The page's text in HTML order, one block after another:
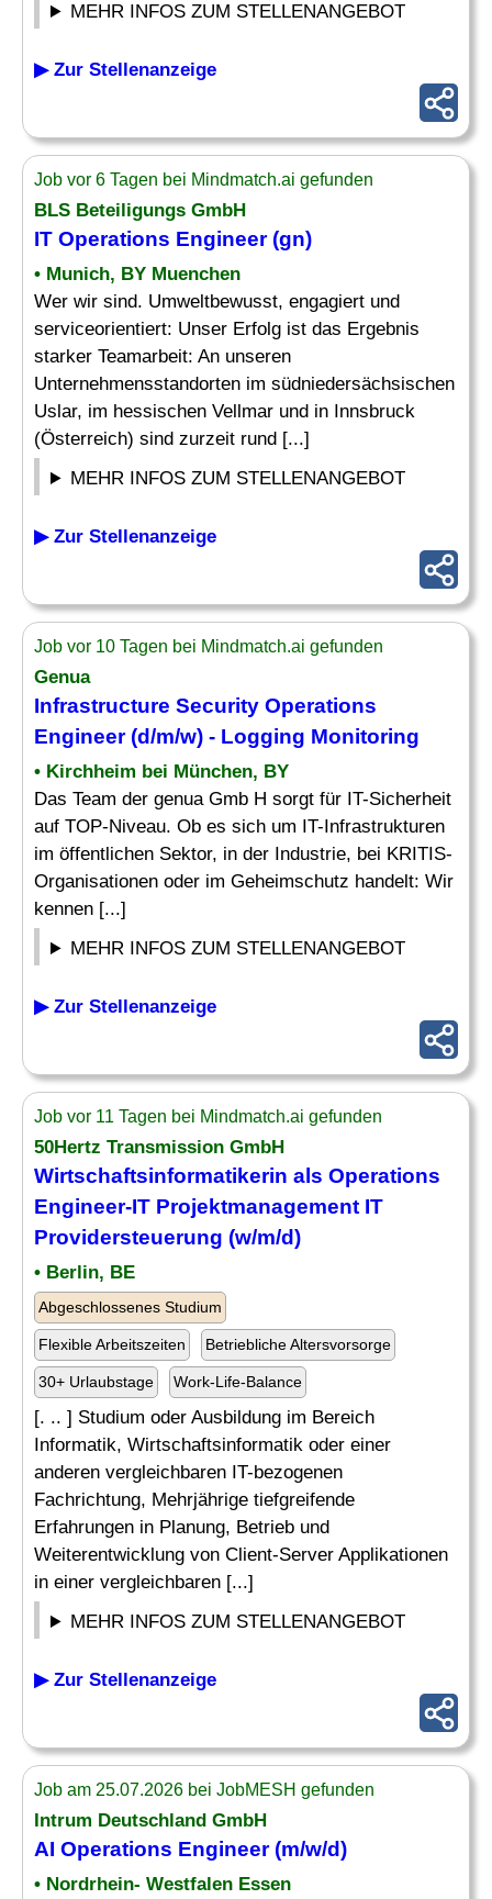
MEHR INFOS ZUM STELLENANGEBOT
▶ Zur Stellenanzeige
Job vor 6 Tagen bei Mindmatch.ai gefunden
BLS Beteiligungs GmbH
IT Operations Engineer(gn)
• Munich, BY Muenchen
Wer wir sind. Umweltbewusst, engagiert und
serviceorientiert: Unser Erfolg ist das Ergebnis
starker Teamarbeit: An unseren
Unternehmensstandorten im südniedersächsischen
Uslar, im hessischen Vellmar und in Innsbruck
(Österreich) sind zurzeit rund [...]
MEHR INFOS ZUM STELLENANGEBOT
▶ Zur Stellenanzeige
Job vor 10 Tagen bei Mindmatch.ai gefunden
Genua
Infrastructure Security Operations
Engineer(d/m/w) - Logging Monitoring
• Kirchheim bei München, BY
Das Team der genua Gmb H sorgt für IT-Sicherheit
auf TOP-Niveau. Ob es sich um IT-Infrastrukturen
im öffentlichen Sektor, in der Industrie, bei KRITIS-
Organisationen oder im Geheimschutz handelt: Wir
kennen [...]
MEHR INFOS ZUM STELLENANGEBOT
▶ Zur Stellenanzeige
Job vor 11 Tagen bei Mindmatch.ai gefunden
50Hertz Transmission GmbH
Wirtschaftsinformatikerin als Operations
Engineer-IT Projektmanagement IT
Providersteuerung (w/m/d)
• Berlin, BE
Abgeschlossenes Studium
Flexible Arbeitszeiten Betriebliche Altersvorsorge
30+ Urlaubstage Work-Life-Balance
[. .. ] Studium oder Ausbildung im Bereich
Informatik, Wirtschaftsinformatik oder einer
anderen vergleichbaren IT-bezogenen
Fachrichtung, Mehrjährige tiefgreifende
Erfahrungen in Planung, Betrieb und
Weiterentwicklung von Client-Server Applikationen
in einer vergleichbaren [...]
MEHR INFOS ZUM STELLENANGEBOT
▶ Zur Stellenanzeige
Job am 25.07.2026 bei JobMESH gefunden
Intrum Deutschland GmbH
AI Operations Engineer(m/w/d)
• Nordrhein- Westfalen Essen